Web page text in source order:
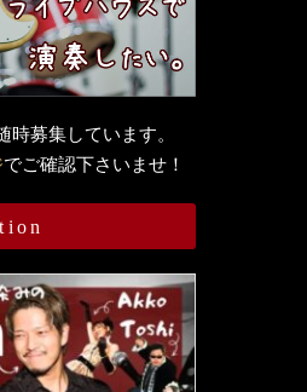
時募集しています。
でご確認下さいませ！